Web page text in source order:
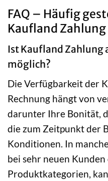
FAQ – Häufig
Kaufland
Ist Kaufland Zahlung
möglich?
Die Verfügbarkeit der
Rechnung hängt von
darunter Ihre Bonität,
die zum Zeitpunkt der
Konditionen. In
bei sehr neuen
Produktkategorien,